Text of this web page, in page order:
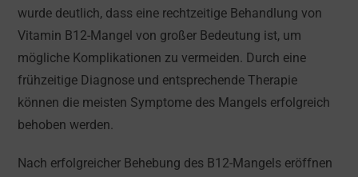
wurde deutlich, dass eine rechtzeitige Behandlung von
Vitamin B12-Mangel von großer Bedeutung ist, um
mögliche Komplikationen zu vermeiden. Durch eine
frühzeitige Diagnose und entsprechende Therapie
können die meisten Symptome des Mangels erfolgreich
behoben werden.
Nach erfolgreicher Behebung des B12-Mangels eröffnen